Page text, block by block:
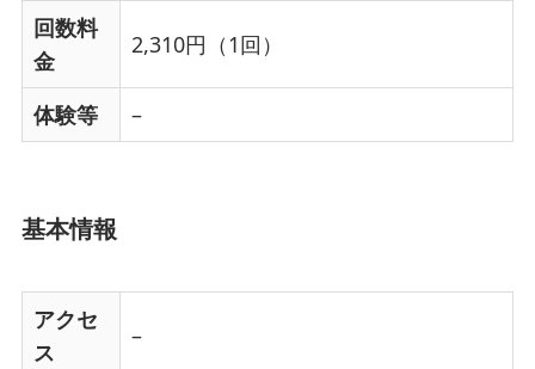
回数料
金
2,310円（1回）
体験等 –
基本情報
アクセ
ス
–